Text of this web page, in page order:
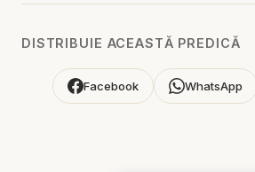
Mulțumim din inimă pentru că faci
DISTRIBUIE ACEASTĂ PREDICĂ
Facebook WhatsApp